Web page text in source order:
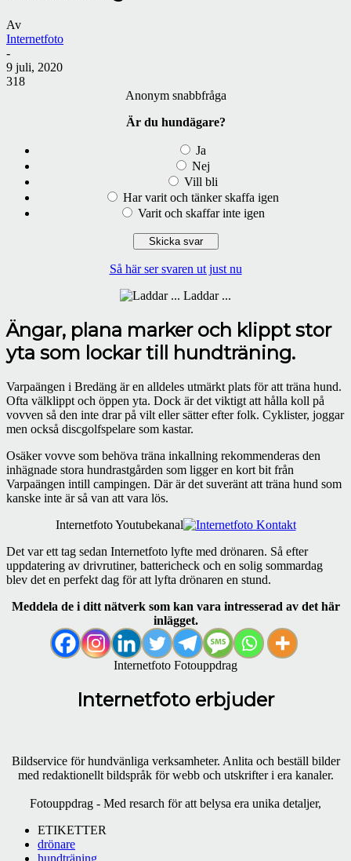
Av
Internetfoto
-
9 juli, 2020
318
Anonym snabbfråga
Är du hundägare?
Ja
Nej
Vill bli
Har varit och tänker skaffa igen
Varit och skaffar inte igen
Så här ser svaren ut just nu
Laddar ...
Ängar, plana marker och klippt stor
yta som lockar till hundträning.
Varpaängen i Bredäng är en alldeles utmärkt plats för att träna hund.
Ofta välklippt och öppen yta. Dock är det viktigt att hålla koll på
vovven så den inte drar på vilt eller sätter efter folk. Cyklister, joggar
men också discgolfspelare som kastar.
Osäker vovve som behöva träna inkallning rekommenderas den
inhägnade stora hundrastgården som ligger en kort bit från
Varpaängen intill campingen. Där är det suveränt att träna hund som
kanske inte är så van att vara lös.
Internetfoto Youtubekanal
Det var ett tag sedan Internetfoto lyfte med drönaren. Så efter
uppdatering av drivrutiner, battericheck och en solig sommardag
blev det en perfekt dag för att lyfta drönaren en stund.
Meddela de i ditt nätverk som kan vara intresserad av det här
inlägget.
Internetfoto Fotouppdrag
Internetfoto erbjuder
Bildservice för hundvänliga verksamheter. Anlita och beställ bilder
med redaktionellt bildspråk för webb och utskrifter i era kanaler.
Fotouppdrag - Med resarch för att belysa era unika detaljer,
ETIKETTER
drönare